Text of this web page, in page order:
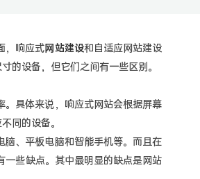
，响应式网站建设和自适应网站建设
的设备，但它们之间有一些区别。
具体来说，响应式网站会根据屏幕
同的设备。
、平板电脑和智能手机等。而且在
些缺点。其中最明显的缺点是网站